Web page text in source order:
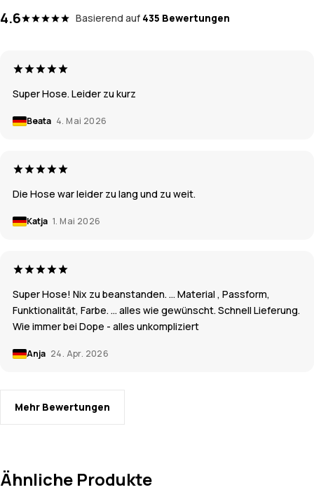
4.6 Basierend auf 435 Bewertungen
Super Hose. Leider zu kurz
Beata 4. Mai 2026
Die Hose war leider zu lang und zu weit.
Katja 1. Mai 2026
Super Hose! Nix zu beanstanden. … Material , Passform,
Funktionalität, Farbe. … alles wie gewünscht. Schnell Lieferung.
Wie immer bei Dope - alles unkompliziert
Anja 24. Apr. 2026
Mehr Bewertungen
Ähnliche Produkte